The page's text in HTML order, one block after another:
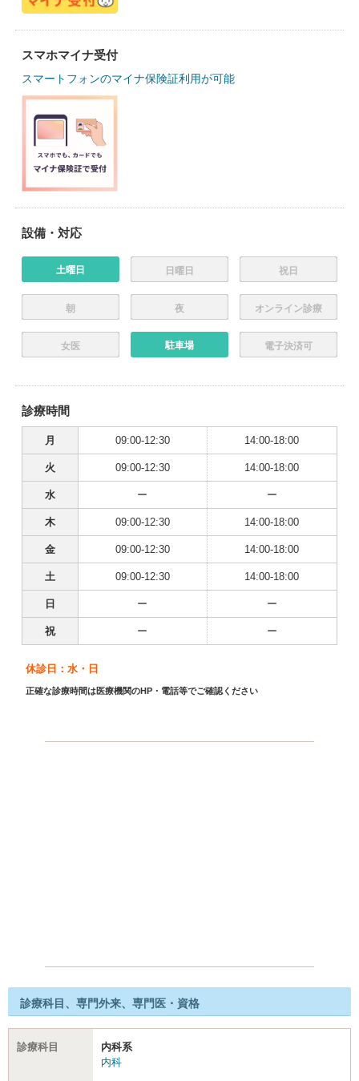
スマホマイナ受付
スマートフォンのマイナ保険証利用が可能
設備・対応
土曜日 日曜日 祝日
朝 夜 オンライン診療
女医 駐車場 電子決済可
診療時間
月 09:00-12:30 14:00-18:00
火 09:00-12:30 14:00-18:00
水 ー ー
木 09:00-12:30 14:00-18:00
金 09:00-12:30 14:00-18:00
土 09:00-12:30 14:00-18:00
日 ー ー
祝 ー ー
休診日：水・日
正確な診療時間は医療機関のHP・電話等でご確認ください
診療科目、専門外来、専門医・資格
診療科目
内科系
内科